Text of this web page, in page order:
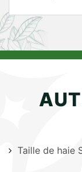
Taille de haie